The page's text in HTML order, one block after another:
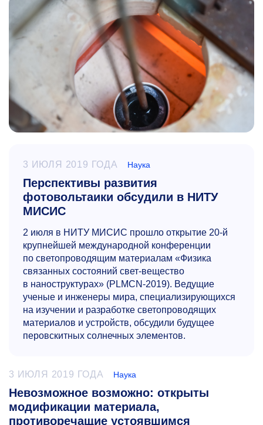
3 ИЮЛЯ 2019 ГОДА Наука
Перспективы развития
фотовольтаики обсудили в НИТУ
МИСИС
2 июля в НИТУ МИСИС прошло открытие 20-й
крупнейшей международной конференции
по светопроводящим материалам «Физика
связанных состояний свет-вещество
в наноструктурах» (PLMCN-2019). Ведущие
ученые и инженеры мира, специализирующихся
на изучении и разработке светопроводящих
материалов и устройств, обсудили будущее
перовскитных солнечных элементов.
3 ИЮЛЯ 2019 ГОДА Наука
Невозможное возможно: открыты
модификации материала,
противоречащие устоявшимся